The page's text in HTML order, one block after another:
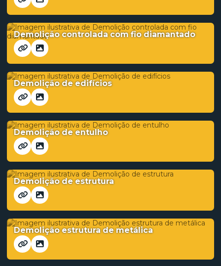
Demolição controlada com fio diamantado
Demolição de edifícios
Demolição de entulho
Demolição de estrutura
Demolição estrutura de metálica